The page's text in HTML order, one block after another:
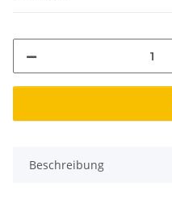
Beschreibung